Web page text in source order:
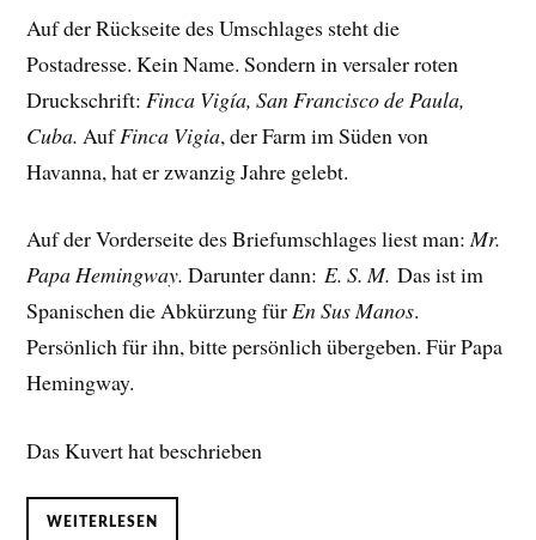
Auf der Rückseite des Umschlages steht die
Postadresse. Kein Name. Sondern in versaler roten
Druckschrift: Finca Vigía, San Francisco de Paula,
Cuba. AufFinca Vigia, der Farm im Süden von
Havanna, hat er zwanzig Jahre gelebt.
Auf der Vorderseite des Briefumschlages liest man:Mr.
Papa Hemingway. Darunter dann:E. S. M. Das ist im
Spanischen die Abkürzung fürEn Sus Manos.
Persönlich für ihn, bitte persönlich übergeben. Für Papa
Hemingway.
Das Kuvert hat beschrieben
WEITERLESEN